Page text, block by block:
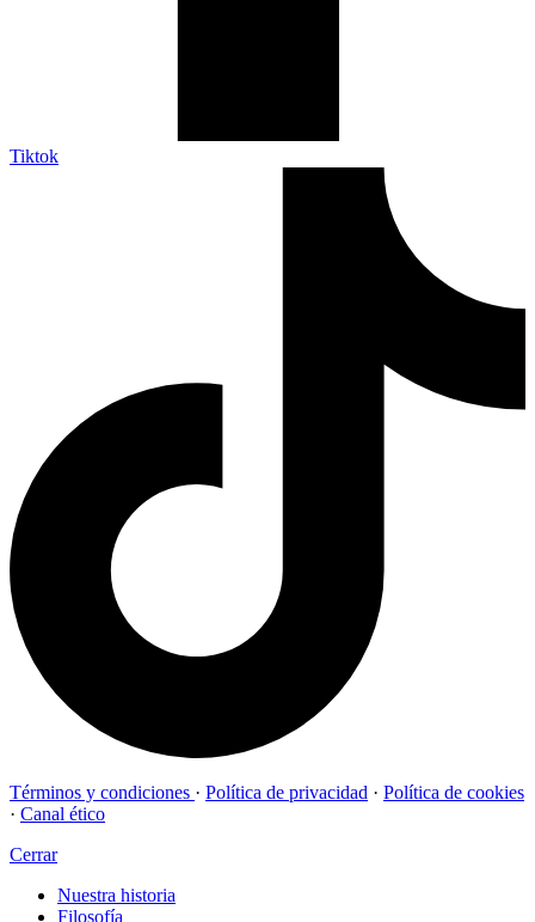
Tiktok
Términos y condiciones · Política de privacidad · Política de cookies
· Canal ético
Cerrar
Nuestra historia
Filosofía